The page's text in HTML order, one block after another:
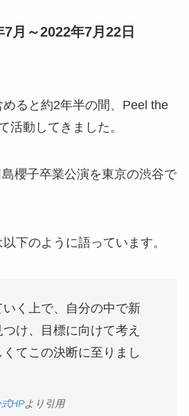
月～2022年7月22日
ると約2年半の間、Peel the
活動してきました。
櫻子卒業公演を東京の渋谷で
下のように語っています。
く上で、自分の中で新
け、目標に向けて考え
てこの決断に至りまし
HPより引用